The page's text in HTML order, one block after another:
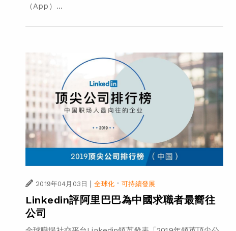
（App）...
2019年04月03日 | 全球化·可持續發展
Linkedin評阿里巴巴為中國求職者最嚮往
公司